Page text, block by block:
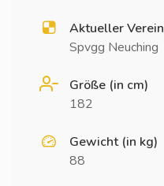
Aktueller Verein
Spvgg Neuching
Größe (in cm)
182
Gewicht (in kg)
88